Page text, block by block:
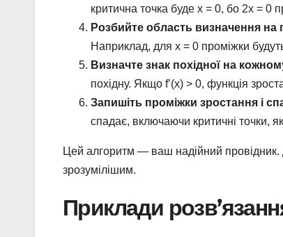
критична точка буде x = 0, бо 2x = 0
Розбийте область визначення на
Наприклад, для x = 0 проміжки
Визначте знак похідної на
похідну. Якщо f’(x) > 0, функція
Запишіть проміжки зростання і
спадає, включаючи критичні точки,
Цей алгоритм — ваш надійний
зрозумілішим.
Приклади